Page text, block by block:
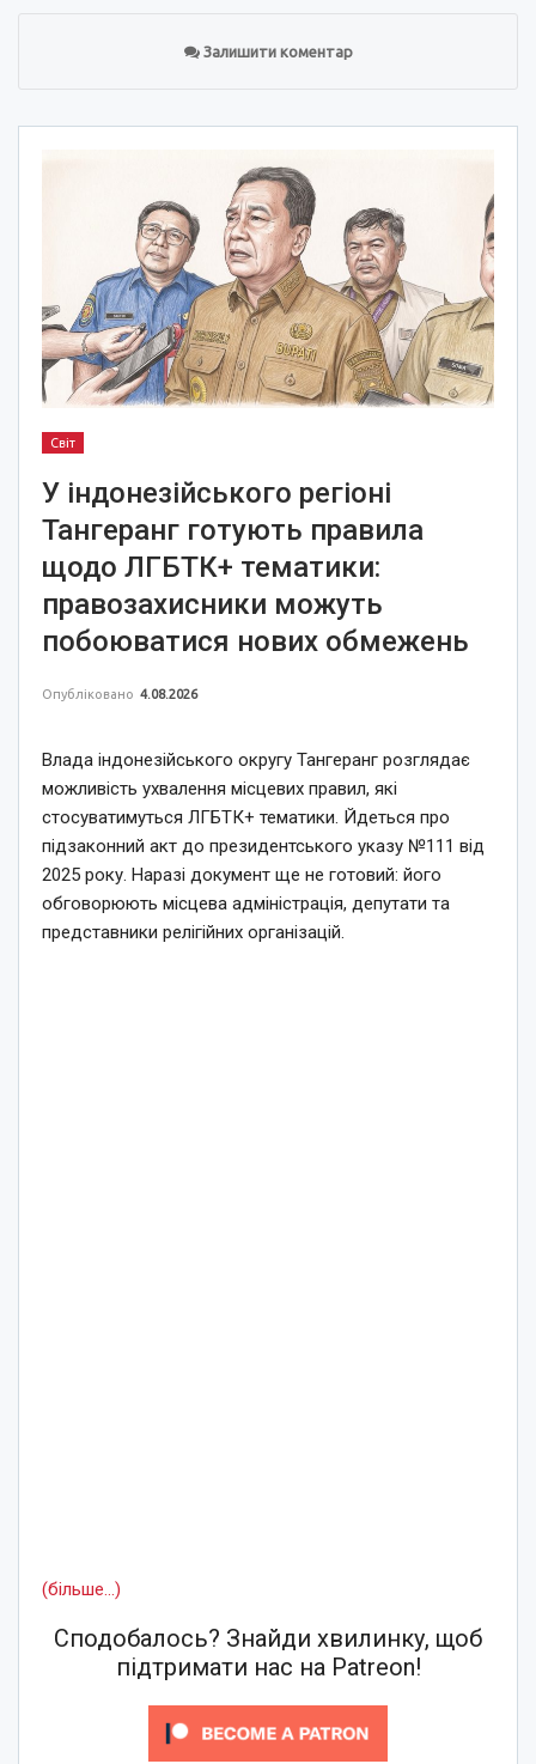
Залишити коментар
Світ
У індонезійського регіоні
Тангеранг готують правила
щодо ЛГБТК+ тематики:
правозахисники можуть
побоюватися нових обмежень
Опубліковано 4.08.2026
Влада індонезійського округу Тангеранг розглядає
можливість ухвалення місцевих правил, які
стосуватимуться ЛГБТК+ тематики. Йдеться про
підзаконний акт до президентського указу №111 від
2025 року. Наразі документ ще не готовий: його
обговорюють місцева адміністрація, депутати та
представники релігійних організацій.
(більше…)
Сподобалось? Знайди хвилинку, щоб
підтримати нас на Patreon!